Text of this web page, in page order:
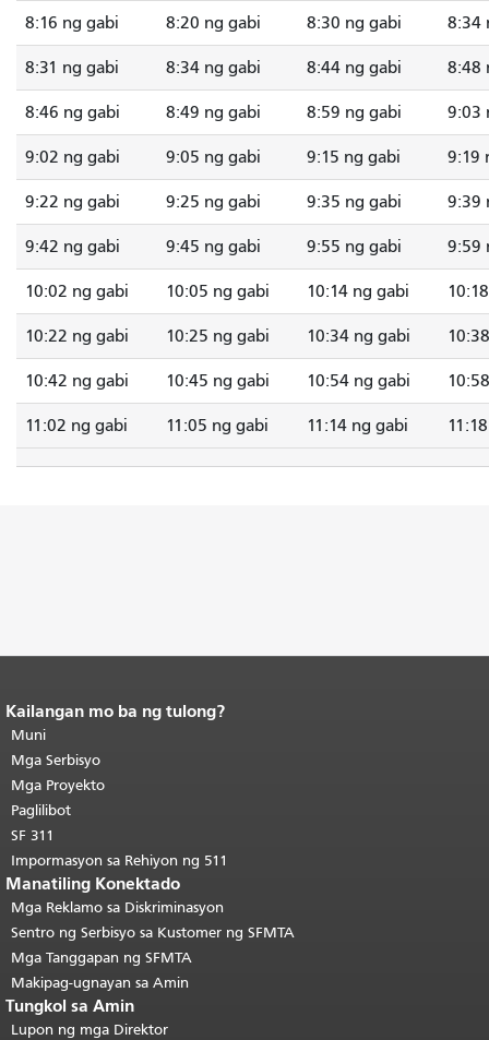
8:16 ng gabi 8:20 ng gabi 8:30 ng gabi 8:34
8:31 ng gabi 8:34 ng gabi 8:44 ng gabi 8:48
8:46 ng gabi 8:49 ng gabi 8:59 ng gabi 9:03
9:02 ng gabi 9:05 ng gabi 9:15 ng gabi 9:19
9:22 ng gabi 9:25 ng gabi 9:35 ng gabi 9:39
9:42 ng gabi 9:45 ng gabi 9:55 ng gabi 9:59
10:02 ng gabi 10:05 ng gabi 10:14 ng gabi
10:22 ng gabi 10:25 ng gabi 10:34 ng gabi
10:42 ng gabi 10:45 ng gabi 10:54 ng gabi
11:02 ng gabi 11:05 ng gabi 11:14 ng gabi
Katapusan ng nilalaman ng
pahina.
pahinang ito ay nauulit sa bawat
pahina.Bumalik sa tuktok ng
pangunahing nilalaman
Kailangan mo ba ng tulong?
Muni
Mga Serbisyo
Mga Proyekto
Paglilibot
SF 311
Impormasyon sa Rehiyon ng 511
Manatiling Konektado
Mga Reklamo sa Diskriminasyon
Sentro ng Serbisyo sa Kustomer ng SFMTA
Mga Tanggapan ng SFMTA
Makipag-ugnayan sa Amin
Tungkol sa Amin
Lupon ng mga Direktor